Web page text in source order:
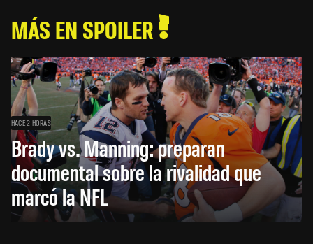
MÁS EN SPOILER
HACE 2 HORAS
Brady vs. Manning: preparan
documental sobre la rivalidad que
marcó la NFL